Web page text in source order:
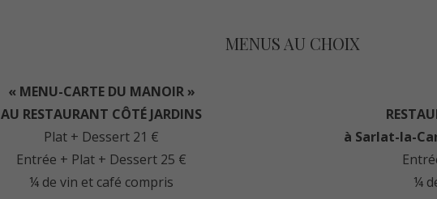
MENUS AU CHOIX
« MENU-CARTE DU MANOIR »
AU RESTAURANT CÔTÉ JARDINS
Plat + Dessert 21 €
Entrée + Plat + Dessert 25 €
¼ de vin et café compris
à Sarlat-la-
¼